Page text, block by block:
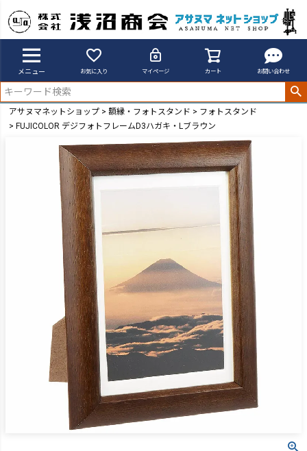
メニュー お気に入り マイページ カート お問い合わせ
アサヌマネットショップ 額縁・フォトスタンド
フォトスタンド
FUJICOLOR デジフォトフレームD3ハガキ・Lブラウン